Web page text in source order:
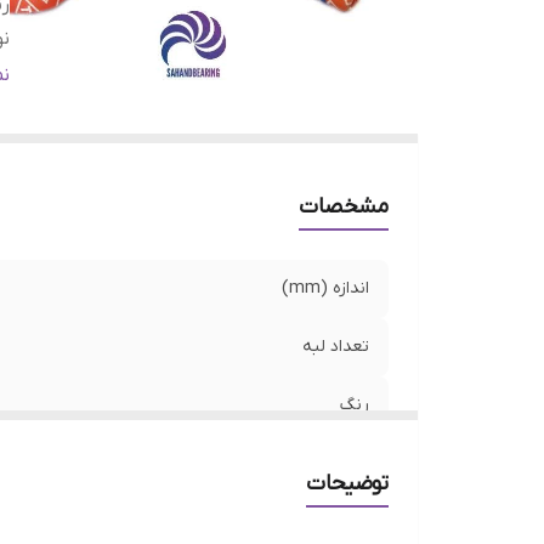
مشخصات
اندازه (mm)
تعداد لبه
رنگ
توضیحات